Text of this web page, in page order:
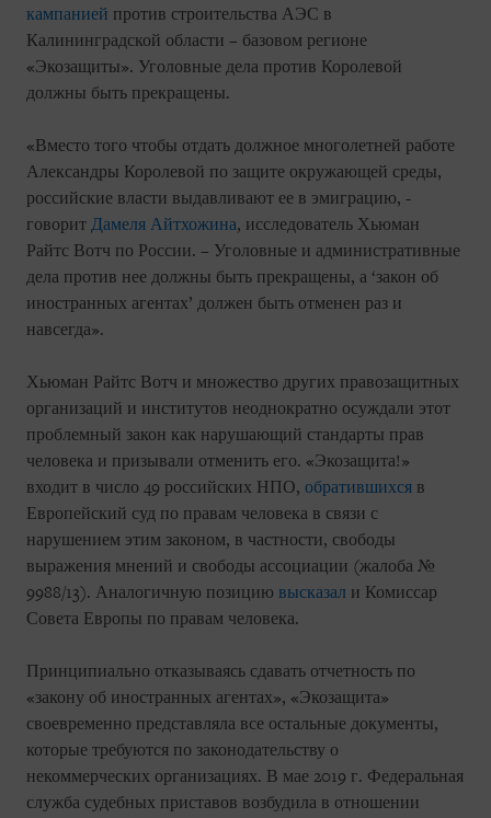
кампанией против строительства АЭС в
Калининградской области – базовом регионе
«Экозащиты». Уголовные дела против Королевой
должны быть прекращены.
«Вместо того чтобы отдать должное многолетней работе
Александры Королевой по защите окружающей среды,
российские власти выдавливают ее в эмиграцию, -
говорит Дамеля Айтхожина, исследователь Хьюман
Райтс Вотч по России. – Уголовные и административные
дела против нее должны быть прекращены, а ‘закон об
иностранных агентах’ должен быть отменен раз и
навсегда».
Хьюман Райтс Вотч и множество других правозащитных
организаций и институтов неоднократно осуждали этот
проблемный закон как нарушающий стандарты прав
человека и призывали отменить его. «Экозащита!»
входит в число 49 российских НПО, обратившихся в
Европейский суд по правам человека в связи с
нарушением этим законом, в частности, свободы
выражения мнений и свободы ассоциации (жалоба №
9988/13). Аналогичную позицию высказал и Комиссар
Совета Европы по правам человека.
Принципиально отказываясь сдавать отчетность по
«закону об иностранных агентах», «Экозащита»
своевременно представляла все остальные документы,
которые требуются по законодательству о
некоммерческих организациях. В мае 2019 г. Федеральная
служба судебных приставов возбудила в отношении